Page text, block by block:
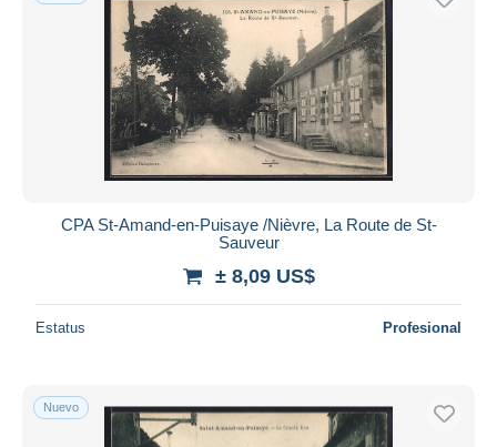
CPA St-Amand-en-Puisaye /Nièvre, La Route de St-
Sauveur
± 8,09 US$
Estatus Profesional
Nuevo